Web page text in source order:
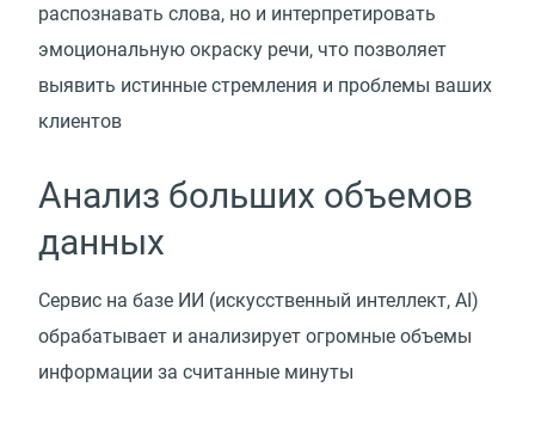
распознавать слова, но и интерпретировать
эмоциональную окраску речи, что позволяет
выявить истинные стремления и проблемы ваших
клиентов
Анализ больших объемов
данных
Сервис на базе ИИ (искусственный интеллект, AI)
обрабатывает и анализирует огромные объемы
информации за считанные минуты